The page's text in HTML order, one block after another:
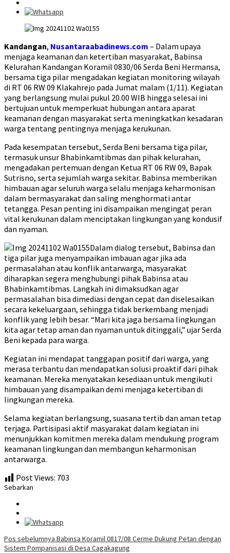
Kandangan, Nusantaraabadinews.com – Dalam upaya
menjaga keamanan dan ketertiban masyarakat, Babinsa
Kelurahan Kandangan Koramil 0830/06 Serda Beni Hermansa,
bersama tiga pilar mengadakan kegiatan monitoring wilayah
di RT 06 RW 09 Klakahrejo pada Jumat malam (1/11). Kegiatan
yang berlangsung mulai pukul 20.00 WIB hingga selesai ini
bertujuan untuk memperkuat hubungan antara aparat
keamanan dengan masyarakat serta meningkatkan kesadaran
warga tentang pentingnya menjaga kerukunan.
Pada kesempatan tersebut, Serda Beni bersama tiga pilar,
termasuk unsur Bhabinkamtibmas dan pihak kelurahan,
mengadakan pertemuan dengan Ketua RT 06 RW 09, Bapak
Sutrisno, serta sejumlah warga sekitar. Babinsa memberikan
himbauan agar seluruh warga selalu menjaga keharmonisan
dalam bermasyarakat dan saling menghormati antar
tetangga. Pesan penting ini disampaikan mengingat peran
vital kerukunan dalam menciptakan lingkungan yang kondusif
dan nyaman.
Dalam dialog tersebut, Babinsa dan
tiga pilar juga menyampaikan imbauan agar jika ada
permasalahan atau konflik antarwarga, masyarakat
diharapkan segera menghubungi pihak Babinsa atau
Bhabinkamtibmas. Langkah ini dimaksudkan agar
permasalahan bisa dimediasi dengan cepat dan diselesaikan
secara kekeluargaan, sehingga tidak berkembang menjadi
konflik yang lebih besar. “Mari kita jaga bersama lingkungan
kita agar tetap aman dan nyaman untuk ditinggali,” ujar Serda
Beni kepada para warga.
Kegiatan ini mendapat tanggapan positif dari warga, yang
merasa terbantu dan mendapatkan solusi proaktif dari pihak
keamanan. Mereka menyatakan kesediaan untuk mengikuti
himbauan yang disampaikan demi menjaga ketertiban di
lingkungan mereka.
Selama kegiatan berlangsung, suasana tertib dan aman tetap
terjaga. Partisipasi aktif masyarakat dalam kegiatan ini
menunjukkan komitmen mereka dalam mendukung program
keamanan lingkungan dan membangun keharmonisan
antarwarga.
Post Views: 703
Sebarkan
Navigasi
Pos sebelumnya Babinsa Koramil 0817/08 Cerme Dukung Petan dengan
Sistem Pompanisasi di Desa Cagakagung